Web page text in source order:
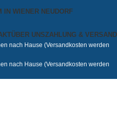
IN WIENER NEUDORF
ÜBER UNSZAHLUNG & VERSAND
nach Hause (Versandkosten werden
nach Hause (Versandkosten werden